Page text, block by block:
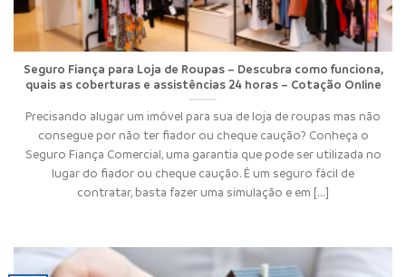
Seguro Fiança para Loja de Roupas – Descubra como funciona,
quais as coberturas e assistências 24 horas – Cotação Online
Precisando alugar um imóvel para sua de loja de roupas mas não
consegue por não ter fiador ou cheque caução? Conheça o
Seguro Fiança Comercial, uma garantia que pode ser utilizada no
lugar do fiador ou cheque caução. É um seguro fácil de
contratar, basta fazer uma simulação e em [...]